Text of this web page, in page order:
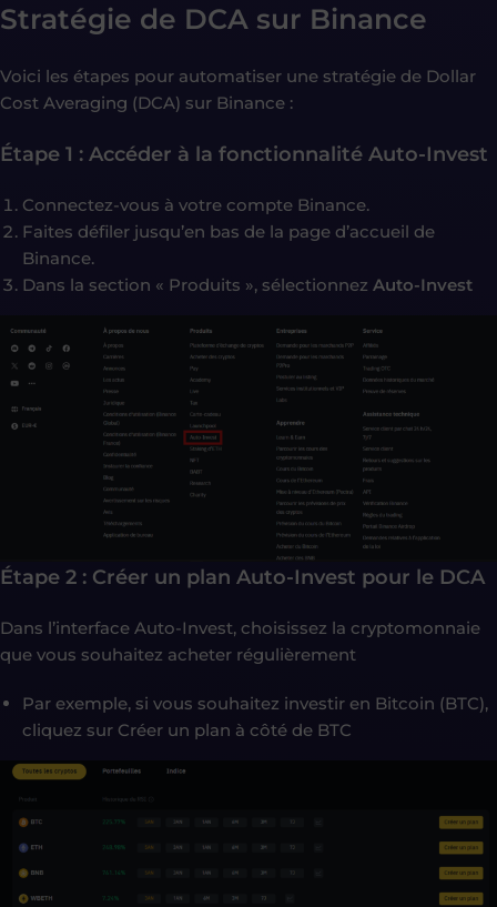
Stratégie de DCA sur Binance
Voici les étapes pour automatiser une stratégie de Dollar
Cost Averaging (DCA) sur Binance :
Étape 1 : Accéder à la fonctionnalité Auto-Invest
Connectez-vous à votre compte Binance.
Faites défiler jusqu’en bas de la page d’accueil de
Binance.
Dans la section « Produits », sélectionnez Auto-Invest
Étape 2 : Créer un plan Auto-Invest pour le DCA
Dans l’interface Auto-Invest, choisissez la cryptomonnaie
que vous souhaitez acheter régulièrement
Par exemple, si vous souhaitez investir en Bitcoin (BTC),
cliquez sur Créer un plan à côté de BTC